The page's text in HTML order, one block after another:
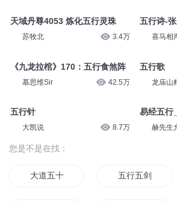
天域丹尊4053 炼化五行灵珠
苏牧北 3.4万
《九龙拉棺》170：五行食煞阵
慕思维Sir 42.5万
五行针
大凯说 8.7万
五行诗-
喜马相
五行歌
龙庙山
易经五行
赫先生
您是不是在找：
大道五十 五行五剑